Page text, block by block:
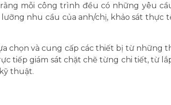
mỗi công trình đều có những yêu
nhu cầu của anh/chị, khảo sát
chọn và cung cấp các thiết bị từ những
tiếp giám sát chặt chẽ từng chi tiết, từ
thuật.